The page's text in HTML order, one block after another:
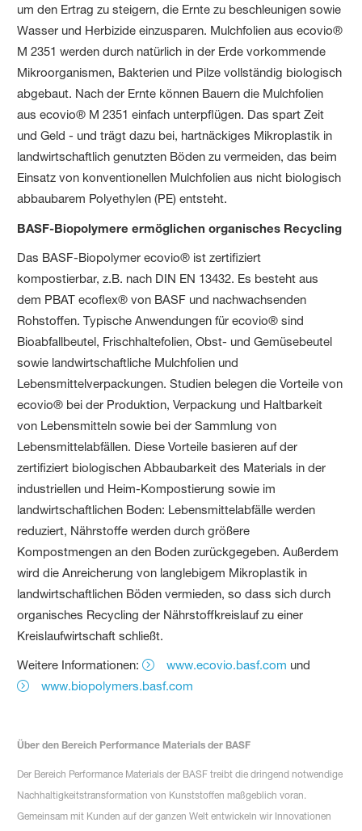
um den Ertrag zu steigern, die Ernte zu beschleunigen sowie
Wasser und Herbizide einzusparen. Mulchfolien aus ecovio®
M 2351 werden durch natürlich in der Erde vorkommende
Mikroorganismen, Bakterien und Pilze vollständig biologisch
abgebaut. Nach der Ernte können Bauern die Mulchfolien
aus ecovio® M 2351 einfach unterpflügen. Das spart Zeit
und Geld - und trägt dazu bei, hartnäckiges Mikroplastik in
landwirtschaftlich genutzten Böden zu vermeiden, das beim
Einsatz von konventionellen Mulchfolien aus nicht biologisch
abbaubarem Polyethylen (PE) entsteht.
BASF-Biopolymere ermöglichen organisches Recycling
Das BASF-Biopolymer ecovio® ist zertifiziert
kompostierbar, z.B. nach DIN EN 13432. Es besteht aus
dem PBAT ecoflex® von BASF und nachwachsenden
Rohstoffen. Typische Anwendungen für ecovio® sind
Bioabfallbeutel, Frischhaltefolien, Obst- und Gemüsebeutel
sowie landwirtschaftliche Mulchfolien und
Lebensmittelverpackungen. Studien belegen die Vorteile von
ecovio® bei der Produktion, Verpackung und Haltbarkeit
von Lebensmitteln sowie bei der Sammlung von
Lebensmittelabfällen. Diese Vorteile basieren auf der
zertifiziert biologischen Abbaubarkeit des Materials in der
industriellen und Heim-Kompostierung sowie im
landwirtschaftlichen Boden: Lebensmittelabfälle werden
reduziert, Nährstoffe werden durch größere
Kompostmengen an den Boden zurückgegeben. Außerdem
wird die Anreicherung von langlebigem Mikroplastik in
landwirtschaftlichen Böden vermieden, so dass sich durch
organisches Recycling der Nährstoffkreislauf zu einer
Kreislaufwirtschaft schließt.
Weitere Informationen:
www.ecovio.basf.com und
www.biopolymers.basf.com
Über den Bereich Performance Materials der BASF
Der Bereich Performance Materials der BASF treibt die dringend notwendige
Nachhaltigkeitstransformation von Kunststoffen maßgeblich voran.
Gemeinsam mit Kunden auf der ganzen Welt entwickeln wir Innovationen